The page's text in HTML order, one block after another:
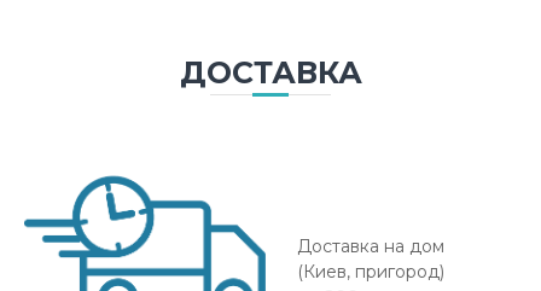
ДОСТАВКА
Доставка на дом
(Киев, пригород)